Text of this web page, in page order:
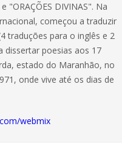
"ORAÇÕES DIVINAS". Na
começou a traduzir
traduções para o inglês e 2
dissertar poesias aos 17
estado do Maranhão, no
onde vive até os dias de
webmix